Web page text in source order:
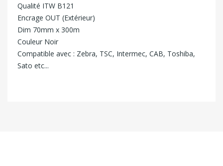
Qualité ITW B121
Encrage OUT (Extérieur)
Dim 70mm x 300m
Couleur Noir
Compatible avec : Zebra, TSC, Intermec, CAB, Toshiba,
Sato etc...